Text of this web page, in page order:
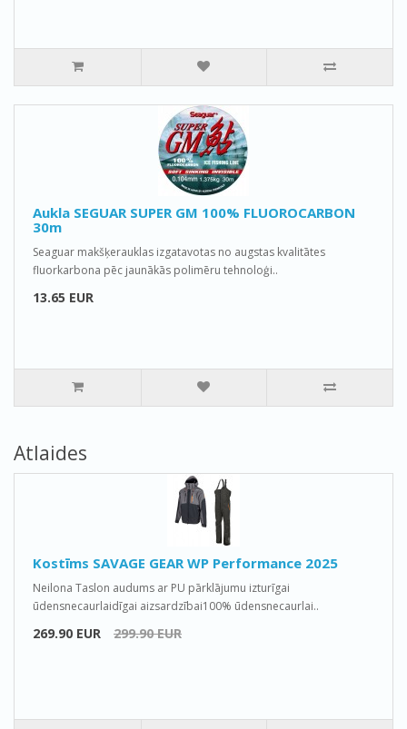
Aukla SEGUAR SUPER GM 100% FLUOROCARBON
30m
Seaguar makšķerauklas izgatavotas no augstas kvalitātes
fluorkarbona pēc jaunākās polimēru tehnoloģi..
13.65 EUR
Atlaides
Kostīms SAVAGE GEAR WP Performance 2025
Neilona Taslon audums ar PU pārklājumu izturīgai
ūdensnecaurlaidīgai aizsardzībai100% ūdensnecaurlai..
269.90 EUR 299.90 EUR